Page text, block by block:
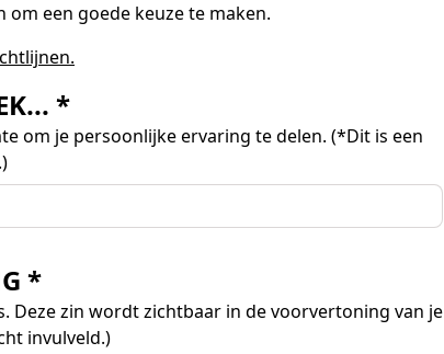
een goede keuze te maken.
*
om je persoonlijke ervaring te delen. (*Dit is een
*
Deze zin wordt zichtbaar in de voorvertoning van je
invulveld.)